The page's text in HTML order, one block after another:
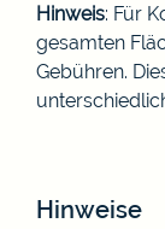
Hinweis: Für
gesamten
Gebühren.
Hinweise